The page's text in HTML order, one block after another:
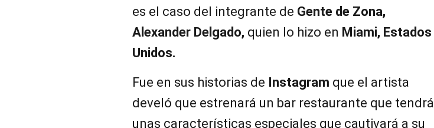
es el caso del integrante de Gente de Zona,
Alexander Delgado, quien lo hizo en Miami, Estados
Unidos.
Fue en sus historias de Instagram que el artista
develó que estrenará un bar restaurante que tendrá
unas características especiales que cautivará a su